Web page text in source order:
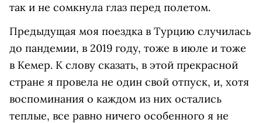
так и не сомкнула глаз перед полетом.
Предыдущая моя поездка в Турцию случилась
до пандемии, в 2019 году, тоже в июле и тоже
в Кемер. К слову сказать, в этой прекрасной
стране я провела не один свой отпуск, и, хотя
воспоминания о каждом из них остались
теплые, все равно ничего особенного я не